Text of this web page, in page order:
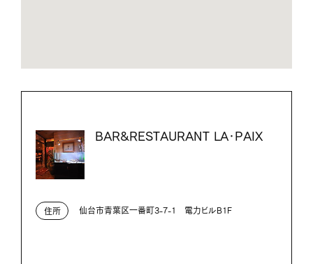
BAR&RESTAURANT LA・PAIX
住所 仙台市青葉区一番町3-7-1 電力ビルB1F